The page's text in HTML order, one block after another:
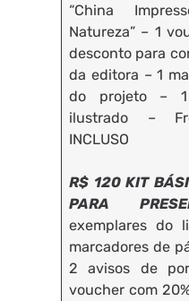
“China
Natureza” – 1
desconto para
da editora – 1
do projeto –
ilustrado –
INCLUSO
R$ 120 KIT
PARA
exemplares do
marcadores de
2 avisos de
voucher com